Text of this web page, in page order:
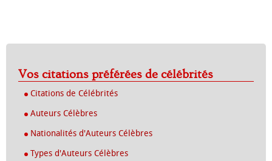
Vos citations préférées de célébrités
Citations de Célébrités
Auteurs Célèbres
Nationalités d'Auteurs Célèbres
Types d'Auteurs Célèbres